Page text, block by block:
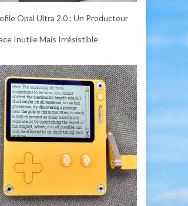
Opal Ultra 2.0 : Un Producteur
Inutile Mais Irrésistible